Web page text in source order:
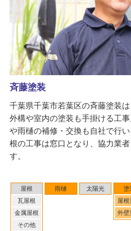
屋根
瓦屋根
金属屋根
その他
雨樋 太陽光
塗
屋根
外壁
斉藤塗装
千葉県千葉市若葉区の斉藤塗装
外構や室内の塗装も手掛ける工
や雨樋の補修・交換も自社で行
根の工事は窓口となり、協力業
す。